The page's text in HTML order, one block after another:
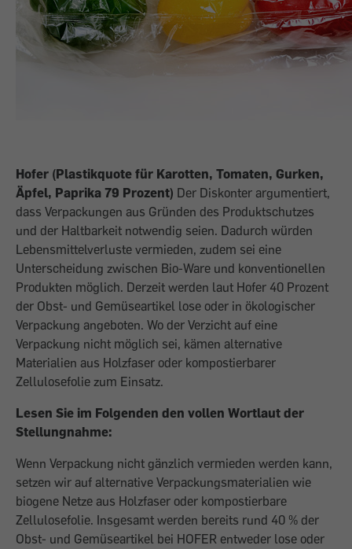
Hofer (Plastikquote für Karotten, Tomaten, Gurken,
Äpfel, Paprika 79 Prozent) Der Diskonter argumentiert,
dass Verpackungen aus Gründen des Produktschutzes
und der Haltbarkeit notwendig seien. Dadurch würden
Lebensmittelverluste vermieden, zudem sei eine
Unterscheidung zwischen Bio-Ware und konventionellen
Produkten möglich. Derzeit werden laut Hofer 40 Prozent
der Obst- und Gemüseartikel lose oder in ökologischer
Verpackung angeboten. Wo der Verzicht auf eine
Verpackung nicht möglich sei, kämen alternative
Materialien aus Holzfaser oder kompostierbarer
Zellulosefolie zum Einsatz.
Lesen Sie im Folgenden den vollen Wortlaut der
Stellungnahme:
Wenn Verpackung nicht gänzlich vermieden werden kann,
setzen wir auf alternative Verpackungsmaterialien wie
biogene Netze aus Holzfaser oder kompostierbare
Zellulosefolie. Insgesamt werden bereits rund 40 % der
Obst- und Gemüseartikel bei HOFER entweder lose oder